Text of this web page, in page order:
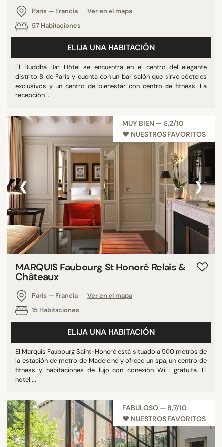
París — Francia
Ver en el mapa
57 Habitaciones
ELIJA UNA HABITACIÓN
El Buddha Bar Hôtel se encuentra en el centro del elegante
distrito 8 de París y cuenta con un bar salón que sirve cócteles
exclusivos y un centro de bienestar con centro de fitness. La
recepción ...
MUY BIEN — 8,2/10
♥︎ NUESTROS FAVORITOS
‹ ›
MARQUIS Faubourg St Honoré Relais &
Châteaux
París — Francia
Ver en el mapa
15 Habitaciones
ELIJA UNA HABITACIÓN
El Marquis Faubourg Saint-Honoré está situado a 500 metros de
la estación de metro de Madeleine y ofrece un spa, un centro de
fitness y habitaciones de lujo con conexión WiFi gratuita. El
hotel ...
FABULOSO — 8,7/10
♥︎ NUESTROS FAVORITOS